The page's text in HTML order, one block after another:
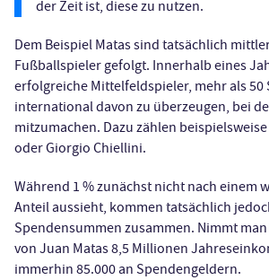
der Zeit ist, diese zu nutzen.
Dem Beispiel Matas sind tatsächlich
Fußballspieler gefolgt. Innerhalb eines
erfolgreiche Mittelfeldspieler, mehr als 50
international davon zu überzeugen, bei
mitzumachen. Dazu zählen
oder Giorgio Chiellini.
Während 1 % zunächst nicht nach einem
Anteil aussieht, kommen tatsächlich
Spendensummen zusammen. Nimmt
von Juan Matas 8,5 Millionen
immerhin 85.000 an Spendengeldern.